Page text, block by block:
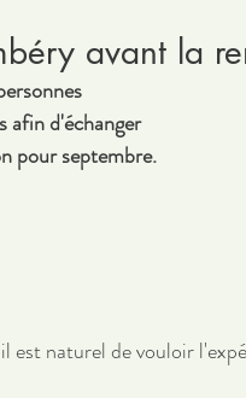
avant la
afin d'échanger
pour septembre.
est naturel de vouloir